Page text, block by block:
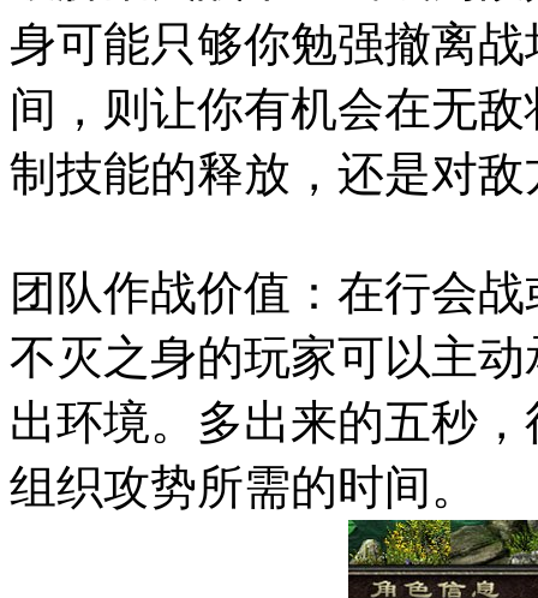
身可能只够你勉强撤离
间，则让你有机会在无
制技能的释放，还是对
团队作战价值：在行会
不灭之身的玩家可以主
出环境。多出来的五秒
组织攻势所需的时间。